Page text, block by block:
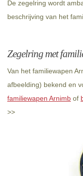
De zegelring wordt
beschrijving van het
Zegelring met
Van het familiewapen
afbeelding) bekend en
familiewapen Arnimb of
>>